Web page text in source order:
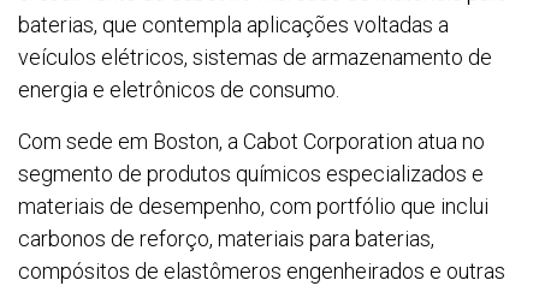
baterias, que contempla aplicações voltadas a
veículos elétricos, sistemas de armazenamento de
energia e eletrônicos de consumo.
Com sede em Boston, a Cabot Corporation atua no
segmento de produtos químicos especializados e
materiais de desempenho, com portfólio que inclui
carbonos de reforço, materiais para baterias,
compósitos de elastômeros engenheirados e outras